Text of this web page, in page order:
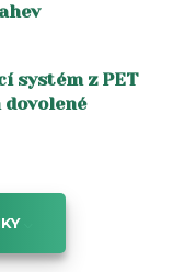
systém z PET
dovolené